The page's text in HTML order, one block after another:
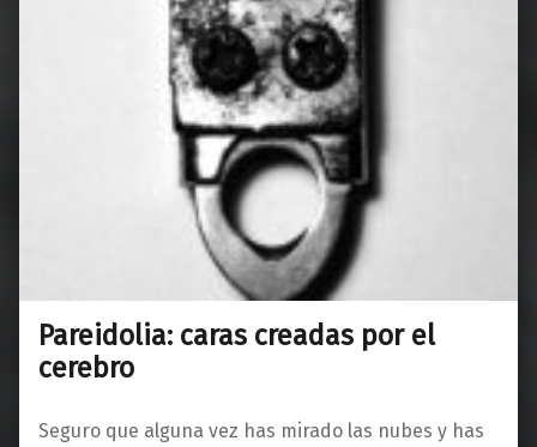
Pareidolia: caras creadas por el
cerebro
Seguro que alguna vez has mirado las nubes y has